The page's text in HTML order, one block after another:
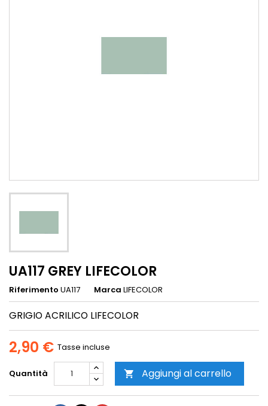
UA117 GREY LIFECOLOR
Riferimento UA117 Marca LIFECOLOR
GRIGIO ACRILICO LIFECOLOR
2,90 € Tasse incluse
Quantità  Aggiungi al carrello